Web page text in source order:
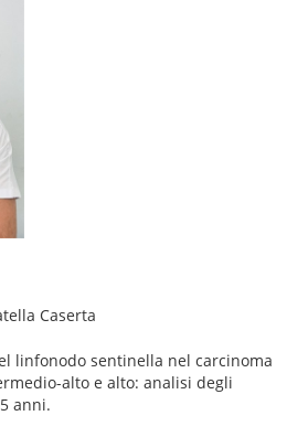
Caserta
linfonodo sentinella nel carcinoma
alto e alto: analisi degli
anni.